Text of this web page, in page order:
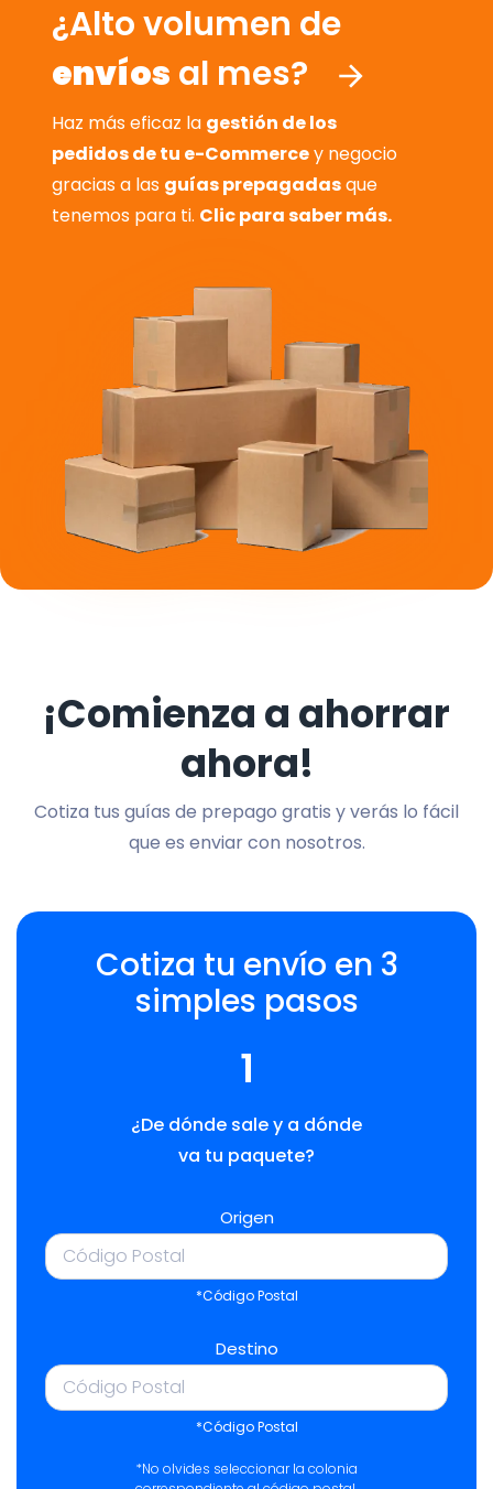
¿Alto volumen de
envíos al mes?
Haz más eficaz la gestión de los
pedidos de tu e-Commercey negocio
gracias a las guías prepagadasque
tenemos para ti. Clic para saber más.
¡Comienza a ahorrar
ahora!
Cotiza tus guías de prepago gratis y verás lo fácil
que es enviar con nosotros.
Cotiza tu envío en 3
simples pasos
1
¿De dónde sale y a dónde
va tu paquete?
Origen
*Código Postal
Destino
*Código Postal
*No olvides seleccionar la colonia